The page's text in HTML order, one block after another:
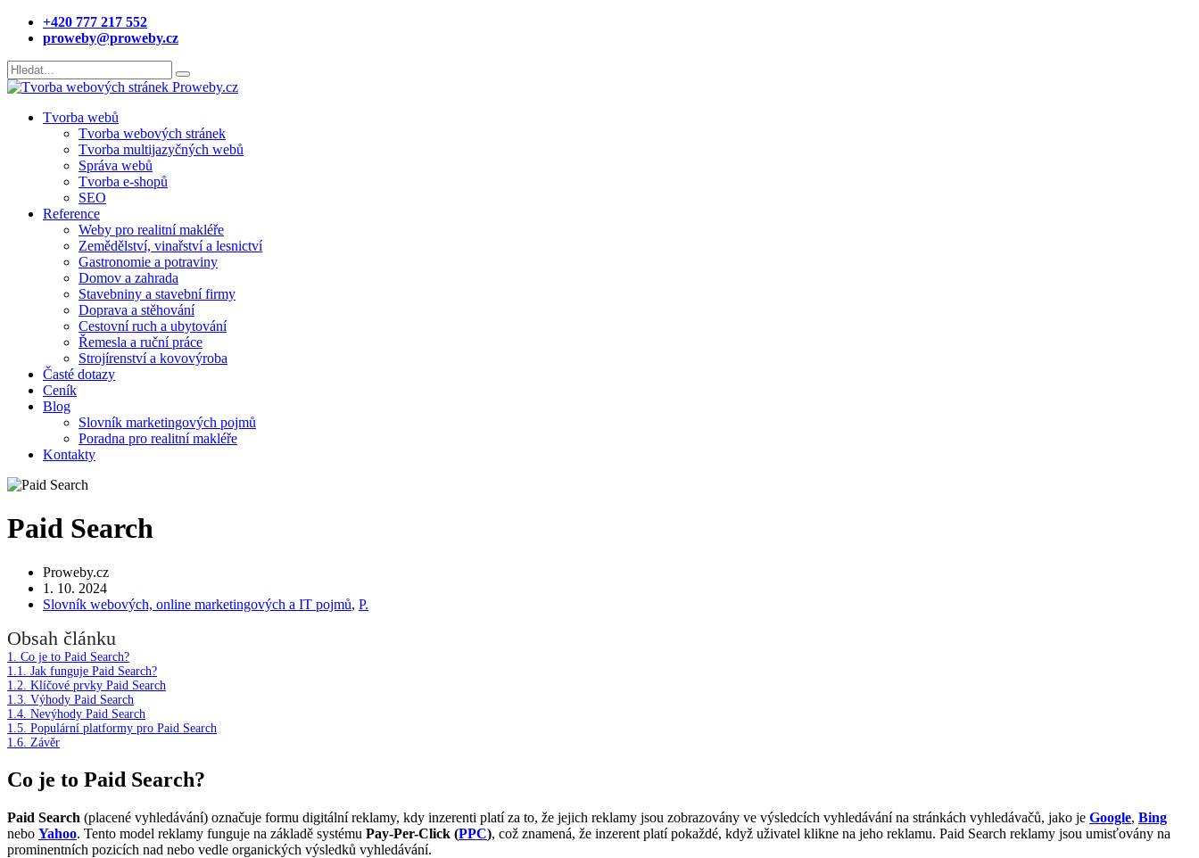
+420 777 217 552
proweby@proweby.cz
Tvorba webů
Tvorba webových stránek
Tvorba multijazyčných webů
Správa webů
Tvorba e-shopů
SEO
Reference
Weby pro realitní makléře
Zemědělství, vinařství a lesnictví
Gastronomie a potraviny
Domov a zahrada
Stavebniny a stavební firmy
Doprava a stěhování
Cestovní ruch a ubytování
Řemesla a ruční práce
Strojírenství a kovovýroba
Časté dotazy
Ceník
Blog
Slovník marketingových pojmů
Poradna pro realitní makléře
Kontakty
Paid Search
Proweby.cz
1. 10. 2024
Slovník webových, online marketingových a IT pojmů, P.
Obsah článku
1.
Co je to Paid Search?
1.1.
Jak funguje Paid Search?
1.2. Klíčové prvky Paid Search
1.3. Výhody Paid Search
1.4. Nevýhody Paid Search
1.5. Populární platformy pro Paid Search
1.6. Závěr
Co je to Paid Search?
Paid Search (placené vyhledávání) označuje formu digitální reklamy, kdy inzerenti platí za to, že jejich reklamy jsou zobrazovány ve výsledcích vyhledávání na stránkách vyhledávačů, jako je Google, Bing
nebo Yahoo. Tento model reklamy funguje na základě systému Pay-Per-Click (PPC), což znamená, že inzerent platí pokaždé, když uživatel klikne na jeho reklamu. Paid Search reklamy jsou umisťovány na
prominentních pozicích nad nebo vedle organických výsledků vyhledávání.